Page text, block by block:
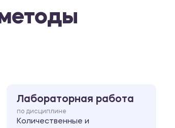
Лабораторная работа
по дисциплине
Количественные и